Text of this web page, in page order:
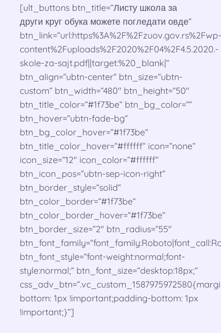
[ult_buttons btn_title=“Листу школа за
други круг обука можете погледати овде“
btn_link=“url:https%3A%2F%2Fzuov.gov.rs%2Fwp-
content%2Fuploads%2F2020%2F04%2F4.5.2020.-
skole-za-sajt.pdf||target:%20_blank|“
btn_align=“ubtn-center“ btn_size=“ubtn-
custom“ btn_width=“480″ btn_height=“50″
btn_title_color=“#1f73be“ btn_bg_color=““
btn_hover=“ubtn-fade-bg“
btn_bg_color_hover=“#1f73be“
btn_title_color_hover=“#ffffff“ icon=“none“
icon_size=“12″ icon_color=“#ffffff“
btn_icon_pos=“ubtn-sep-icon-right“
btn_border_style=“solid“
btn_color_border=“#1f73be“
btn_color_border_hover=“#1f73be“
btn_border_size=“2″ btn_radius=“55″
btn_font_style=“font-weight:normal;font-
style:normal;“ btn_font_size=“desktop:18px;“
bottom: 1px !important;padding-bottom: 1px
!important;}“]